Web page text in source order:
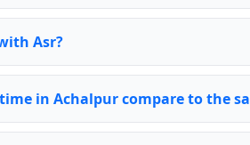
Asr?
in Achalpur compare to the